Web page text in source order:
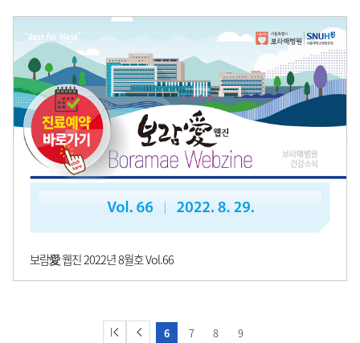
보람愛 웹진 2022년 8월호 Vol.66
6 7 8 9